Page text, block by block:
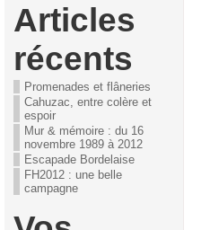
Articles
récents
Promenades et flâneries
Cahuzac, entre colère et
espoir
Mur & mémoire : du 16
novembre 1989 à 2012
Escapade Bordelaise
FH2012 : une belle
campagne